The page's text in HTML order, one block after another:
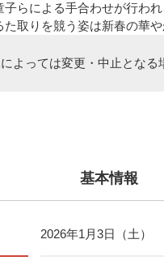
子らによる手合わせが行わ
た取りを競う姿は新春の華や
よっては変更・中止となる
基本情報
2026年1月3日（土）